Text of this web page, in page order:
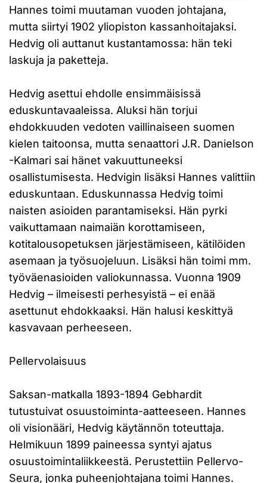
Hannes toimi muutaman vuoden johtajana,
mutta siirtyi 1902 yliopiston kassanhoitajaksi.
Hedvig oli auttanut kustantamossa: hän teki
laskuja ja paketteja.
Hedvig asettui ehdolle ensimmäisissä
eduskuntavaaleissa. Aluksi hän torjui
ehdokkuuden vedoten vaillinaiseen suomen
kielen taitoonsa, mutta senaattori J.R. Danielson
-Kalmari sai hänet vakuuttuneeksi
osallistumisesta. Hedvigin lisäksi Hannes valittiin
eduskuntaan. Eduskunnassa Hedvig toimi
naisten asioiden parantamiseksi. Hän pyrki
vaikuttamaan naimaiän korottamiseen,
kotitalousopetuksen järjestämiseen, kätilöiden
asemaan ja työsuojeluun. Lisäksi hän toimi mm.
työväenasioiden valiokunnassa. Vuonna 1909
Hedvig – ilmeisesti perhesyistä – ei enää
asettunut ehdokkaaksi. Hän halusi keskittyä
kasvavaan perheeseen.
Pellervolaisuus
Saksan-matkalla 1893-1894 Gebhardit
tutustuivat osuustoiminta-aatteeseen. Hannes
oli visionääri, Hedvig käytännön toteuttaja.
Helmikuun 1899 paineessa syntyi ajatus
osuustoimintaliikkeestä. Perustettiin Pellervo-
Seura, jonka puheenjohtajana toimi Hannes.